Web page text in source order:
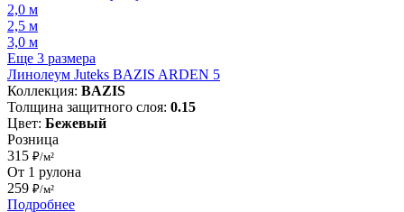
2,0 м
2,5 м
3,0 м
Еще 3 размера
Линолеум Juteks BAZIS ARDEN 5
Коллекция: BAZIS
Толщина защитного слоя: 0.15
Цвет: Бежевый
Розница
315 ₽/м²
От 1 рулона
259 ₽/м²
Подробнее